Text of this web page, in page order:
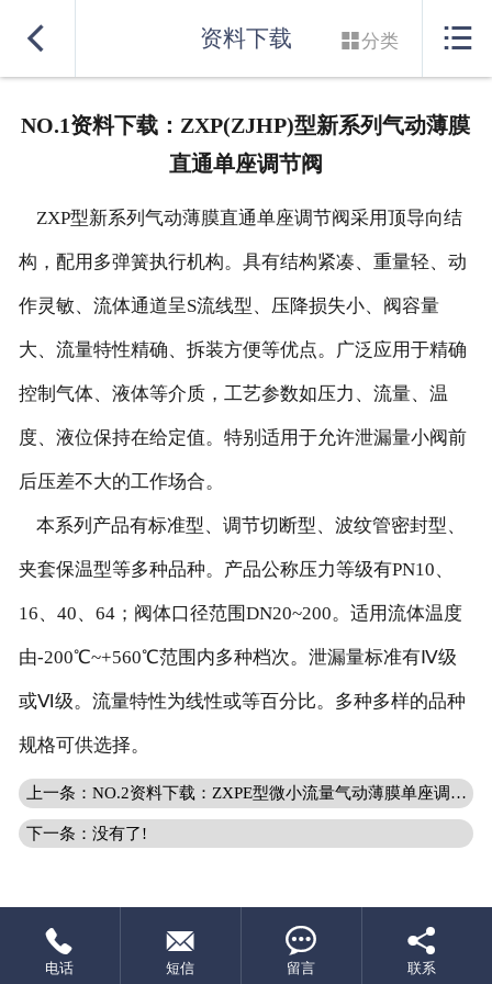
实力良盛
产品系列
服务支持
联系我们
 资料下载 分类 
NO.1资料下载：ZXP(ZJHP)型新系列气动薄膜
直通单座调节阀
ZXP型新系列气动薄膜直通单座调节阀采用顶导向结
构，配用多弹簧执行机构。具有结构紧凑、重量轻、动
作灵敏、流体通道呈S流线型、压降损失小、阀容量
大、流量特性精确、拆装方便等优点。广泛应用于精确
控制气体、液体等介质，工艺参数如压力、流量、温
度、液位保持在给定值。特别适用于允许泄漏量小阀前
后压差不大的工作场合。
本系列产品有标准型、调节切断型、波纹管密封型、
夹套保温型等多种品种。产品公称压力等级有PN10、
16、40、64；阀体口径范围DN20~200。适用流体温度
由-200℃~+560℃范围内多种档次。泄漏量标准有Ⅳ级
或Ⅵ级。流量特性为线性或等百分比。多种多样的品种
规格可供选择。
上一条：NO.2资料下载：ZXPE型微小流量气动薄膜单座调节阀
下一条：没有了!

电话

短信

留言

联系